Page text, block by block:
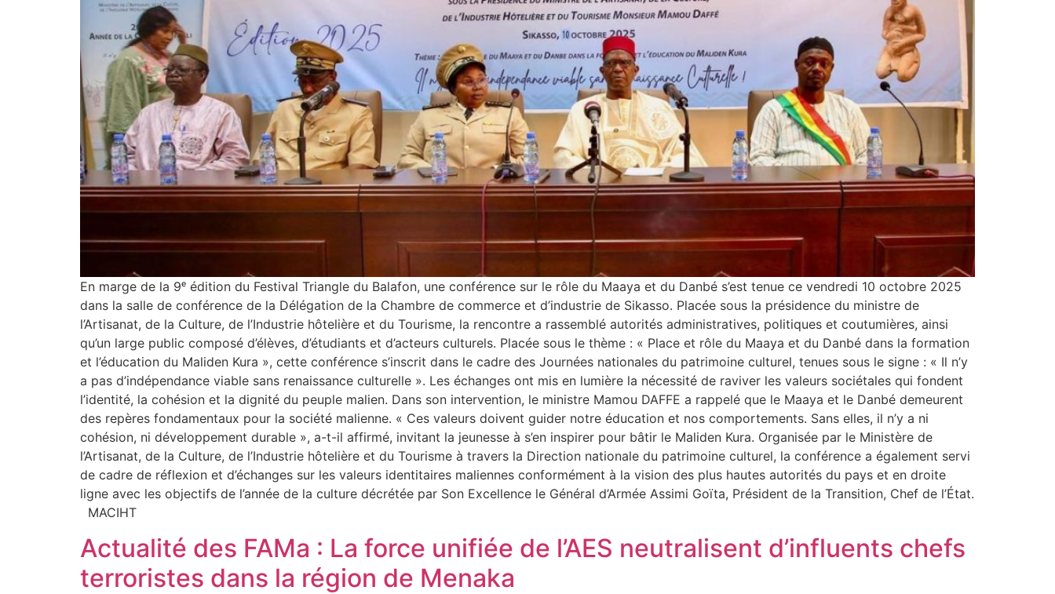
En marge de la 9ᵉ édition du Festival Triangle du Balafon, une conférence sur le rôle du Maaya et du Danbé s’est tenue ce vendredi 10 octobre 2025
dans la salle de conférence de la Délégation de la Chambre de commerce et d’industrie de Sikasso. Placée sous la présidence du ministre de
l’Artisanat, de la Culture, de l’Industrie hôtelière et du Tourisme, la rencontre a rassemblé autorités administratives, politiques et coutumières, ainsi
qu’un large public composé d’élèves, d’étudiants et d’acteurs culturels. Placée sous le thème : « Place et rôle du Maaya et du Danbé dans la formation
et l’éducation du Maliden Kura », cette conférence s’inscrit dans le cadre des Journées nationales du patrimoine culturel, tenues sous le signe : « Il n’y
a pas d’indépendance viable sans renaissance culturelle ». Les échanges ont mis en lumière la nécessité de raviver les valeurs sociétales qui fondent
l’identité, la cohésion et la dignité du peuple malien. Dans son intervention, le ministre Mamou DAFFE a rappelé que le Maaya et le Danbé demeurent
des repères fondamentaux pour la société malienne. « Ces valeurs doivent guider notre éducation et nos comportements. Sans elles, il n’y a ni
cohésion, ni développement durable », a-t-il affirmé, invitant la jeunesse à s’en inspirer pour bâtir le Maliden Kura. Organisée par le Ministère de
l’Artisanat, de la Culture, de l’Industrie hôtelière et du Tourisme à travers la Direction nationale du patrimoine culturel, la conférence a également servi
de cadre de réflexion et d’échanges sur les valeurs identitaires maliennes conformément à la vision des plus hautes autorités du pays et en droite
ligne avec les objectifs de l’année de la culture décrétée par Son Excellence le Général d’Armée Assimi Goïta, Président de la Transition, Chef de l’État.
MACIHT
Actualité des FAMa : La force unifiée de l’AES neutralisent d’influents chefs
terroristes dans la région de Menaka